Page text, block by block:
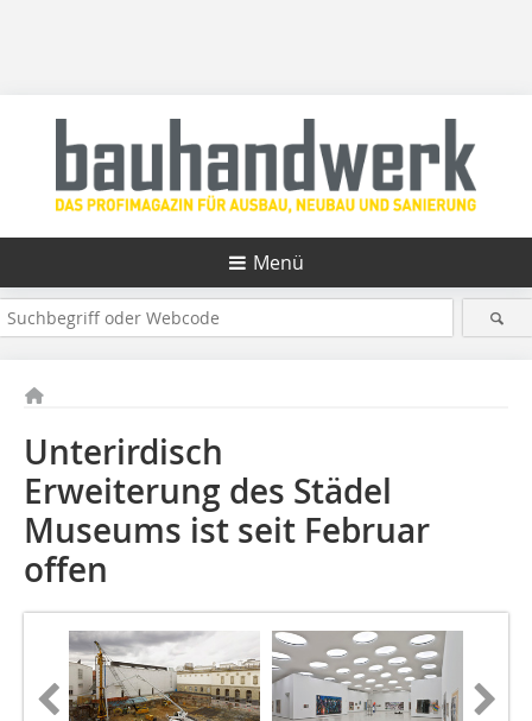
Menü
Unterirdisch
Erweiterung des Städel
Museums ist seit Februar
offen